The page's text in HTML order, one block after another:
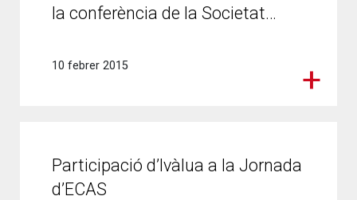
la conferència de la Societat…
10 febrer 2015
Participació d’Ivàlua a la Jornada
d’ECAS